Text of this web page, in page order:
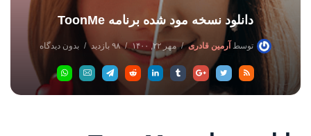
دانلود نسخه مود شده برنامه ToonMe
توسط آرمین قادری مهر ۲۲, ۱۴۰۰ ۹۸ بازدید بدون دیدگاه